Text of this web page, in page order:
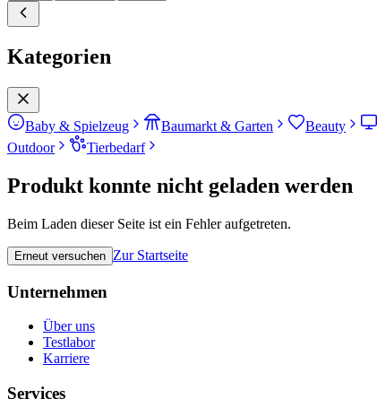
Kategorien
Baby & Spielzeug Baumarkt & Garten Beauty
Outdoor
Tierbedarf
Produkt konnte nicht geladen werden
Beim Laden dieser Seite ist ein Fehler aufgetreten.
Erneut versuchen Zur Startseite
Unternehmen
Über uns
Testlabor
Karriere
Services